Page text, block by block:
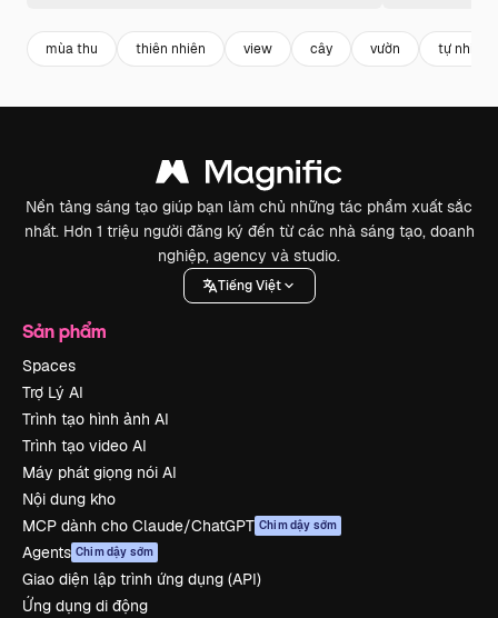
mùa thu thiên nhiên view cây vườn tự nhiên
Nền tảng sáng tạo giúp bạn làm chủ những tác phẩm xuất sắc
nhất. Hơn 1 triệu người đăng ký đến từ các nhà sáng tạo, doanh
nghiệp, agency và studio.
Tiếng Việt
Sản phẩm
Spaces
Trợ Lý AI
Trình tạo hình ảnh AI
Trình tạo video AI
Máy phát giọng nói AI
Nội dung kho
MCP dành cho Claude/ChatGPT Chim dậy sớm
Agents Chim dậy sớm
Giao diện lập trình ứng dụng (API)
Ứng dụng di động